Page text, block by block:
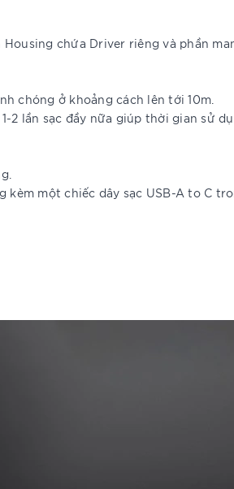
chứa Driver riêng và phần
chóng ở khoảng cách lên tới 10m.
2 lần sạc đầy nữa giúp thời gian sử
một chiếc dây sạc USB-A to C